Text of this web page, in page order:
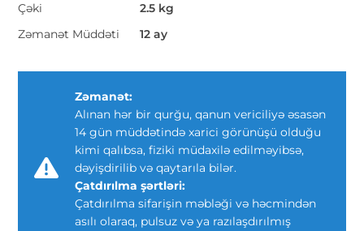
Çəki
2.5 kg
Zəmanət Müddəti
12 ay
Zəmanət:
Alınan hər bir qurğu, qanun vericiliyə əsasən
14 gün müddətində xarici görünüşü olduğu
kimi qalıbsa, fiziki müdaxilə edilməyibsə,
dəyişdirilib və qaytarıla bilər.
Çatdırılma şərtləri:
Çatdırılma sifarişin məbləği və həcmindən
asılı olaraq, pulsuz və ya razılaşdırılmış